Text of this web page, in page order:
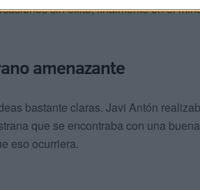
sin éxito, finalmente en el
amenazante
bastante claras. Javi Antón
que se encontraba con una
eso ocurriera.